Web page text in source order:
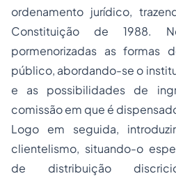
ordenamento jurídico,
Constituição de 1988.
pormenorizadas as formas
público, abordando-se o
e as possibilidades de
comissão em que é
Logo em seguida,
clientelismo, situando-o
de distribuição